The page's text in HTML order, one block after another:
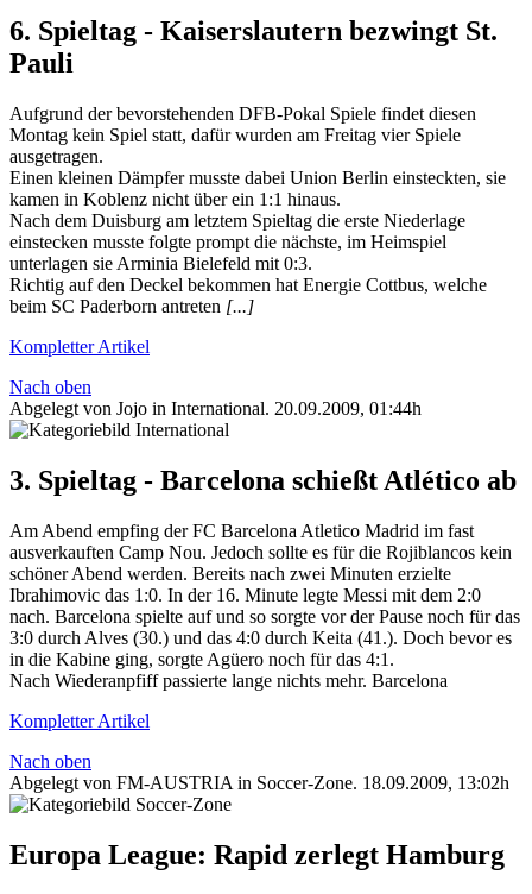
6. Spieltag - Kaiserslautern bezwingt St.
Pauli
Aufgrund der bevorstehenden DFB-Pokal Spiele findet diesen
Montag kein Spiel statt, dafür wurden am Freitag vier Spiele
ausgetragen.
Einen kleinen Dämpfer musste dabei Union Berlin einsteckten, sie
kamen in Koblenz nicht über ein 1:1 hinaus.
Nach dem Duisburg am letztem Spieltag die erste Niederlage
einstecken musste folgte prompt die nächste, im Heimspiel
unterlagen sie Arminia Bielefeld mit 0:3.
Richtig auf den Deckel bekommen hat Energie Cottbus, welche
beim SC Paderborn antreten [...]
Kompletter Artikel
Nach oben
Abgelegt von Jojo in International. 20.09.2009, 01:44h
3. Spieltag - Barcelona schießt Atlético ab
Am Abend empfing der FC Barcelona Atletico Madrid im fast
ausverkauften Camp Nou. Jedoch sollte es für die Rojiblancos kein
schöner Abend werden. Bereits nach zwei Minuten erzielte
Ibrahimovic das 1:0. In der 16. Minute legte Messi mit dem 2:0
nach. Barcelona spielte auf und so sorgte vor der Pause noch für das
3:0 durch Alves (30.) und das 4:0 durch Keita (41.). Doch bevor es
in die Kabine ging, sorgte Agüero noch für das 4:1.
Nach Wiederanpfiff passierte lange nichts mehr. Barcelona
Kompletter Artikel
Nach oben
Abgelegt von FM-AUSTRIA in Soccer-Zone. 18.09.2009, 13:02h
Europa League: Rapid zerlegt Hamburg